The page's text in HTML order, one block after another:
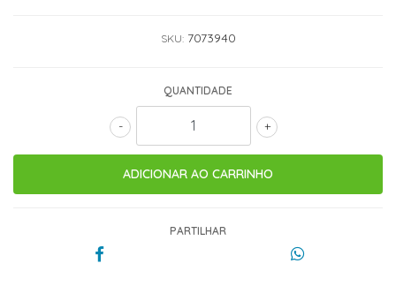
SKU: 7073940
QUANTIDADE
+
-
PARTILHAR